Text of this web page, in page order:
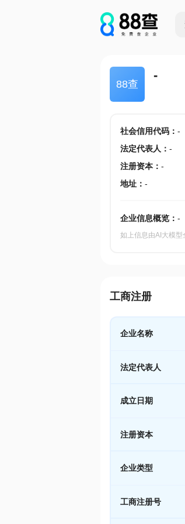
88查
-
社会信用代码： -
法定代表人 ： -
注册资本： -
地址： -
企业信息概览： -
如上信息由AI大模
工商注册
企业名称
法定代表人
成立日期
注册资本
企业类型
工商注册号